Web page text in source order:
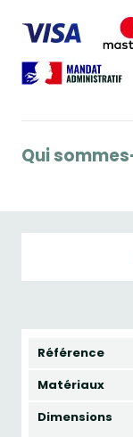
Qui
Référence
Matériaux
Dimensions